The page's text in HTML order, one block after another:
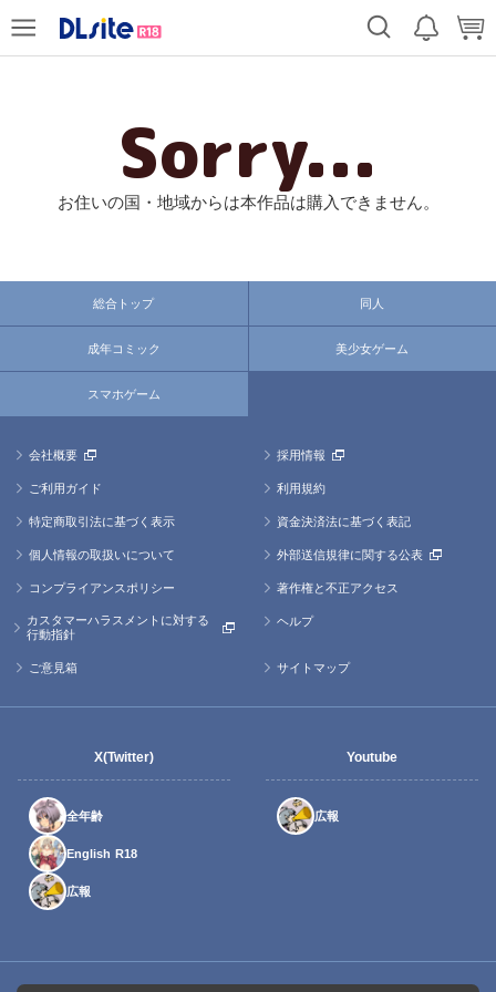
Sorry...
お住いの国・地域からは本作品は購入できません。
総合トップ 同人
成年コミック 美少女ゲーム
スマホゲーム
会社概要 採用情報
ご利用ガイド 利用規約
特定商取引法に基づく表示 資金決済法に基づく表記
個人情報の取扱いについて 外部送信規律に関する公表
コンプライアンスポリシー 著作権と不正アクセス
カスタマーハラスメントに対する
行動指針
ヘルプ
ご意見箱 サイトマップ
X(Twitter)
全年齢
English R18
広報
Youtube
広報